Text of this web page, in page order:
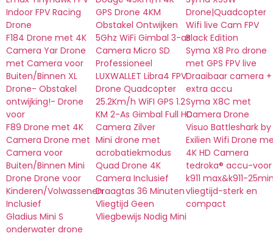
Indoor FPV Racing
Drone
F184 Drone met 4K
Camera Yar Drone
met Camera voor
Buiten/Binnen XL
Drone- Obstakel
ontwijking!- Drone
voor
F89 Drone met 4K
Camera Drone met
Camera voor
Buiten/Binnen Mini
Drone Drone voor
Kinderen/Volwassenen
Inclusief
Gladius Mini S
onderwater drone
GPS Drone 4KM
Obstakel Ontwijken
5Ghz WiFi Gimbal 3-as
Camera Micro SD
Professioneel
LUXWALLET Libra4 FPV
Drone Quadcopter
25.2Km/h WiFI GPS 1.2
KM 2-As Gimbal Full HD
Camera Zilver
Mini drone met
acrobatiekmodus
Quad Drone 4K
Camera Inclusief
Draagtas 36 Minuten
Vliegtijd Geen
Vliegbewijs Nodig Mini
Drone|Quadcopter
Wifi live Cam FPV
Black Edition
Syma X8 Pro drone
met GPS FPV live
Draaibaar camera +
extra accu
Syma X8C met
Camera Drone
Visuo Battleshark by
Exilien Wifi Drone
4K HD Camera
tedroka® accu-voor
k911 max&k911-
vliegtijd-sterk en
compact